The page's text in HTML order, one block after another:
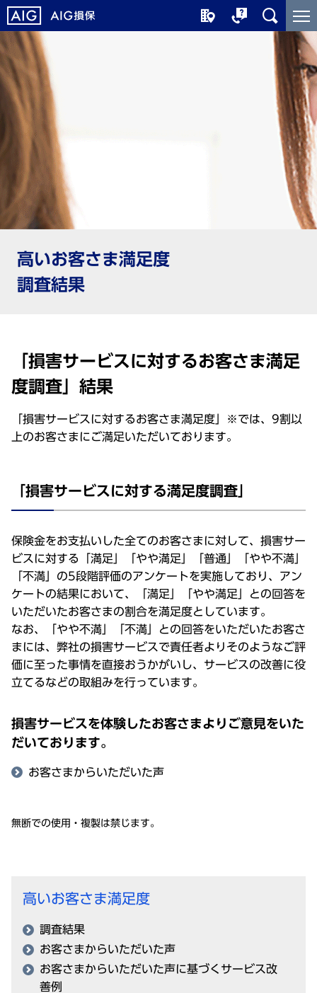
メ
イ
ン
コ
ン
テ
に
ン
こ
こ
か
ら
メ
イ
ン
ツ
高いお客さま満足度
調査結果
「損害サービスに対するお客さま満足
度調査」結果
「損害サービスに対するお客さま満足度」※では、9割以
上のお客さまにご満足いただいております。
「損害サービスに対する満足度調査」
保険金をお支払いした全てのお客さまに対して、損害サー
ビスに対する「満足」「やや満足」「普通」「やや不満」
「不満」の5段階評価のアンケートを実施しており、アン
ケートの結果において、「満足」「やや満足」との回答を
いただいたお客さまの割合を満足度としています。
なお、「やや不満」「不満」との回答をいただいたお客さ
まには、弊社の損害サービスで責任者よりそのようなご評
価に至った事情を直接おうかがいし、サービスの改善に役
立てるなどの取組みを行っています。
損害サービスを体験したお客さまよりご意見をいた
だいております。
お客さまからいただいた声
無断での使用・複製は禁じます。
高いお客さま満足度
調査結果
お客さまからいただいた声
お客さまからいただいた声に基づくサービス改
善例